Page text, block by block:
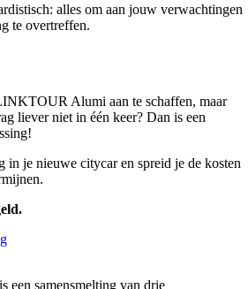
alles om aan jouw verwachtingen
te overtreffen.
Alumi aan te schaffen, maar
liever niet in één keer? Dan is een
in je nieuwe citycar en spreid je de kosten
samensmelting van drie